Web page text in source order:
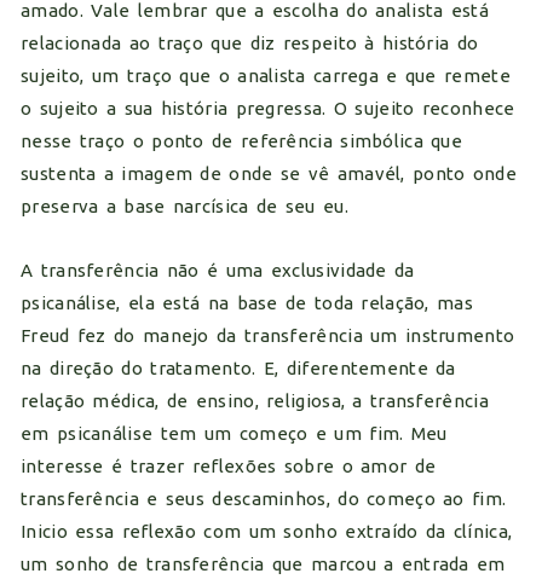
amado. Vale lembrar que a escolha do analista está
relacionada ao traço que diz respeito à história do
sujeito, um traço que o analista carrega e que remete
o sujeito a sua história pregressa. O sujeito reconhece
nesse traço o ponto de referência simbólica que
sustenta a imagem de onde se vê amavél, ponto onde
preserva a base narcísica de seu eu.
A transferência não é uma exclusividade da
psicanálise, ela está na base de toda relação, mas
Freud fez do manejo da transferência um instrumento
na direção do tratamento. E, diferentemente da
relação médica, de ensino, religiosa, a transferência
em psicanálise tem um começo e um fim. Meu
interesse é trazer reflexões sobre o amor de
transferência e seus descaminhos, do começo ao fim.
Inicio essa reflexão com um sonho extraído da clínica,
um sonho de transferência que marcou a entrada em